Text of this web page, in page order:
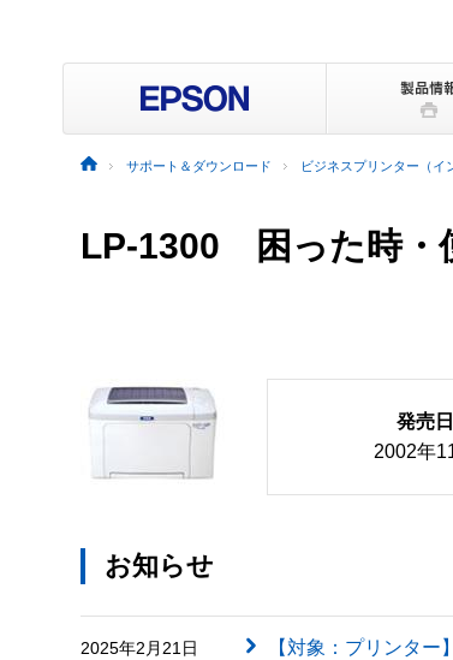
サポート＆ダウンロード ビジネスプリンター（イ
LP-1300 困った時
発売日
2002年
お知らせ
2025年2月21日 【対象：プリンタ